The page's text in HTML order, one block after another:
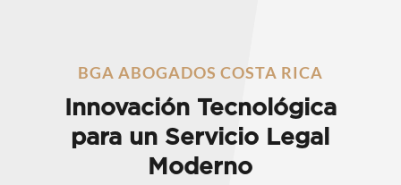
BGA ABOGADOS COSTA RICA
Innovación Tecnológica
para un Servicio Legal
Moderno